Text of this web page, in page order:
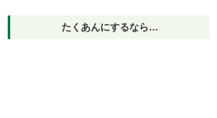
たくあんにするなら…